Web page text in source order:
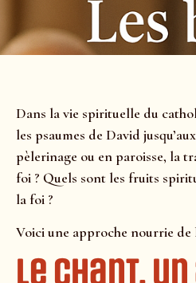
Dans la vie spirituelle du
les psaumes de David
pèlerinage ou en paroisse, la
foi ? Quels sont les fruits
la foi ?
Voici une approche nourrie de
Le chant,